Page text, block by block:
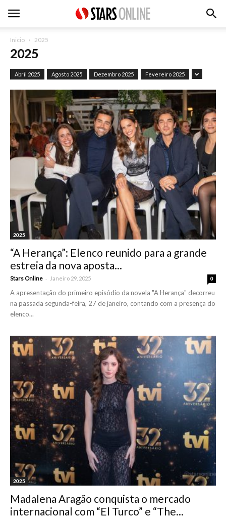
Inicio 2025
2025
Abril 2025 Agosto 2025 Dezembro 2025 Fevereiro 2025
2025
“A Herança”: Elenco reunido para a grande
estreia da nova aposta...
Stars Online - Janeiro 29, 2025 0
A apresentação do primeiro episódio da novela "A Herança" decorreu
na passada segunda-feira, 27 de janeiro, contando com a presença do
elenco...
2025
Madalena Aragão conquista o mercado
internacional com “El Turco” e “The...